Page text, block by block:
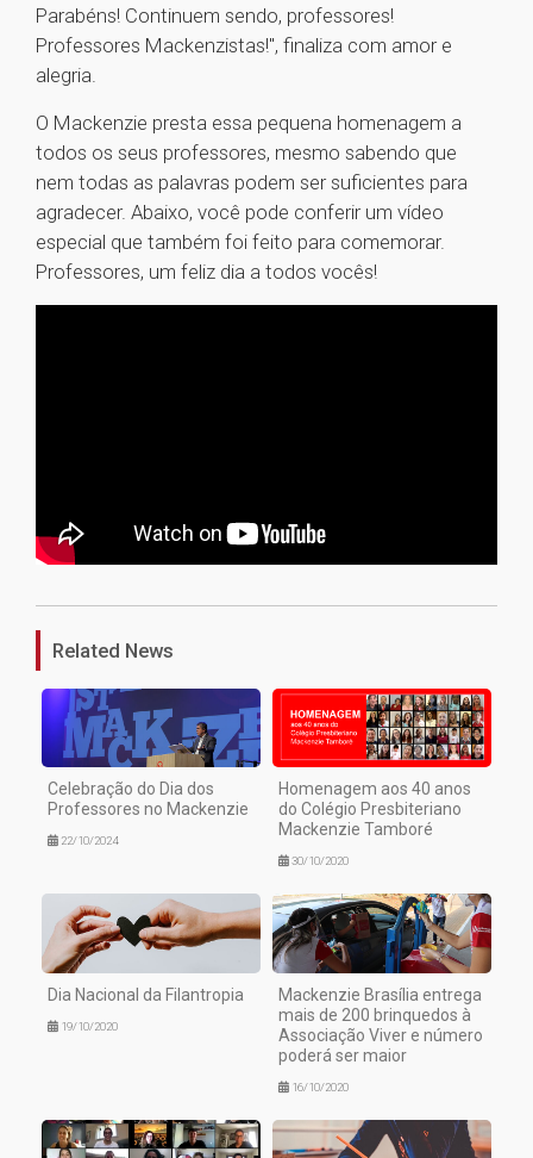
Parabéns! Continuem sendo, professores!
Professores Mackenzistas!", finaliza com amor e
alegria.
O Mackenzie presta essa pequena homenagem a
todos os seus professores, mesmo sabendo que
nem todas as palavras podem ser suficientes para
agradecer. Abaixo, você pode conferir um vídeo
especial que também foi feito para comemorar.
Professores, um feliz dia a todos vocês!
1
Related News
Celebração do Dia dos
Professores no Mackenzie
22/10/2024
Homenagem aos 40 anos
do Colégio Presbiteriano
Mackenzie Tamboré
30/10/2020
Dia Nacional da Filantropia
19/10/2020
Mackenzie Brasília entrega
mais de 200 brinquedos à
Associação Viver e número
poderá ser maior
16/10/2020